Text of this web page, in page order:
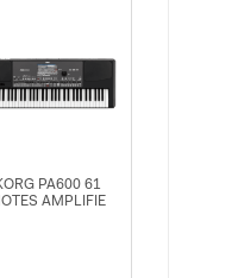
PA600 61
AMPLIFIE